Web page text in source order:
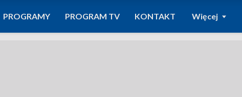
PROGRAMY PROGRAM TV KONTAKT Więcej